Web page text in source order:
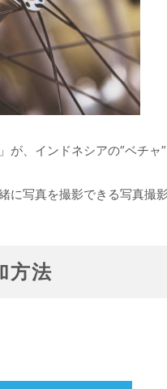
、インドネシアの”ベチャ
写真を撮影できる写真撮影
方法